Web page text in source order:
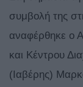
συμβολή της
αναφέρθηκε ο
και Κέντρου
(Ιαβέρης)